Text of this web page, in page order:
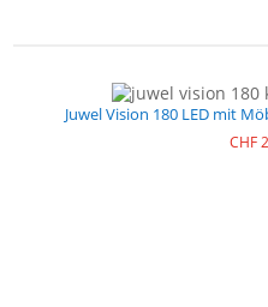
Juwel Vision 180 LED mit
CHF